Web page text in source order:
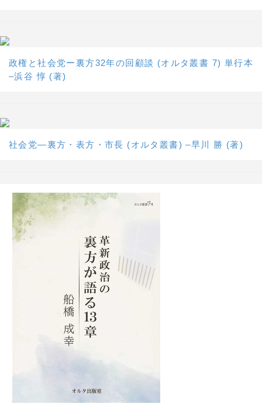
政権と社会党ー裏方32年の回顧談 (オルタ叢書 7) 単行本
–浜谷 惇 (著)
社会党―裏方・表方・市長 (オルタ叢書) –早川 勝 (著)